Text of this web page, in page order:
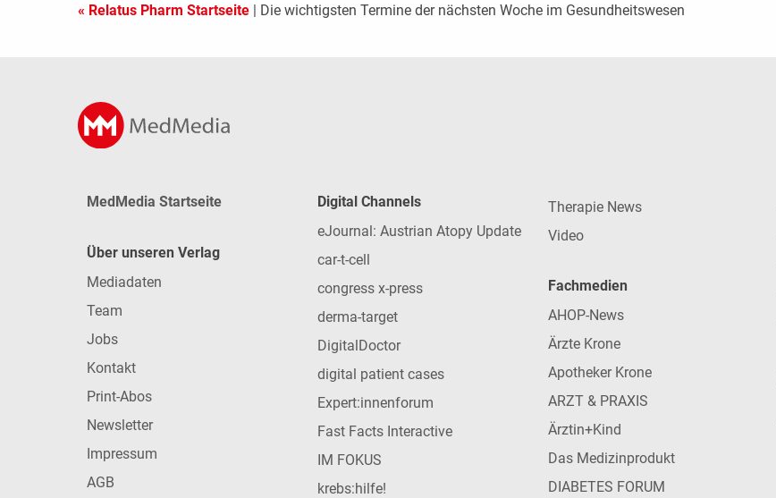
« Relatus Pharm Startseite | Die wichtigsten Termine der nächsten Woche im Gesundheitswesen
MedMedia Startseite
Über unseren Verlag
Mediadaten
Team
Jobs
Kontakt
Print-Abos
Newsletter
Impressum
AGB
Digital Channels
eJournal: Austrian Atopy Update
car-t-cell
congress x-press
derma-target
DigitalDoctor
digital patient cases
Expert:innenforum
Fast Facts Interactive
IM FOKUS
krebs:hilfe!
Therapie News
Video
Fachmedien
AHOP-News
Ärzte Krone
Apotheker Krone
ARZT & PRAXIS
Ärztin+Kind
Das Medizinprodukt
DIABETES FORUM